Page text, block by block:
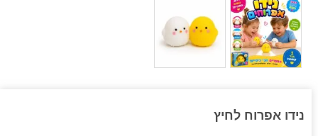
נידו אפרוח לחיץ